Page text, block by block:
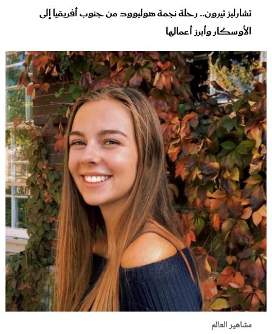
تشارليز ثيرون.. رحلة نجمة هوليوود من جنوب أفريقيا إلى
الأوسكار وأبرز أعمالها
مشاهير العالم